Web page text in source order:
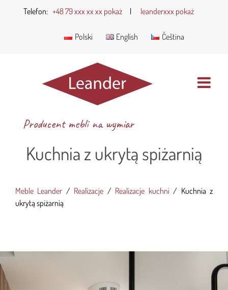
Telefon: +48 79 xxx xx xx pokaż | leanderxxx pokaż
Polski English Čeština
Producent mebli na wymiar
Kuchnia z ukrytą spiżarnią
Meble Leander / Realizacje / Realizacje kuchni / Kuchnia z
ukrytą spiżarnią